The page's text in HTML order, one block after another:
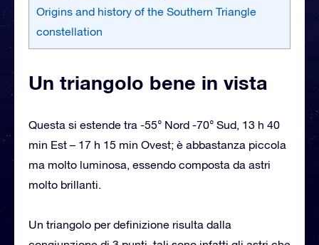
Origins and history of the Southern Triangle
constellation
Un triangolo bene in vista
Questa si estende tra -55° Nord -70° Sud, 13 h 40
min Est – 17 h 15 min Ovest; è abbastanza piccola
ma molto luminosa, essendo composta da astri
molto brillanti.
Un triangolo per definizione risulta dalla